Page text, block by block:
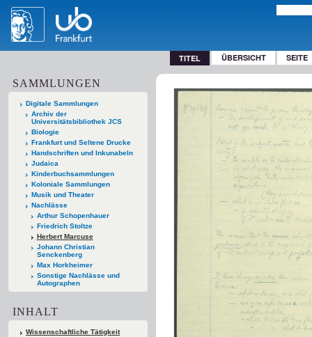
TITEL ÜBERSICHT SEITE
SAMMLUNGEN
Digitale Sammlungen
Archiv der
Universitätsbibliothek JCS
Biologie
Frankfurt und Seltene Drucke
Handschriften und Inkunabeln
Judaica
Kinderbuchsammlungen
Koloniale Sammlungen
Musik und Theater
Nachlässe
Arthur Schopenhauer
Friedrich Stoltze
Herbert Marcuse
Johann Christian
Senckenberg
Max Horkheimer
Sonstige Nachlässe und
Autographen
INHALT
Wissenschaftliche Tätigkeit